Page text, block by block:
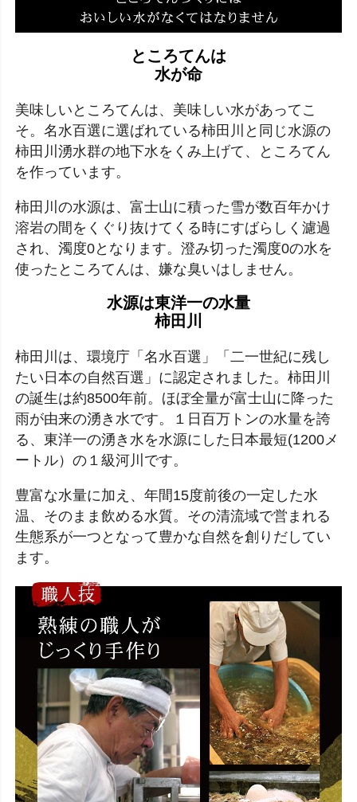
ところてんは
水が命
美味しいところてんは、美味しい水があってこ
そ。名水百選に選ばれている柿田川と同じ水源の
柿田川湧水群の地下水をくみ上げて、ところてん
を作っています。
柿田川の水源は、富士山に積った雪が数百年かけ
溶岩の間をくぐり抜けてくる時にすばらしく濾過
され、濁度0となります。澄み切った濁度0の水を
使ったところてんは、嫌な臭いはしません。
水源は東洋一の水量
柿田川
柿田川は、環境庁「名水百選」「二一世紀に残し
たい日本の自然百選」に認定されました。柿田川
の誕生は約8500年前。ほぼ全量が富士山に降った
雨が由来の湧き水です。１日百万トンの水量を誇
る、東洋一の湧き水を水源にした日本最短(1200メ
ートル）の１級河川です。
豊富な水量に加え、年間15度前後の一定した水
温、そのまま飲める水質。その清流域で営まれる
生態系が一つとなって豊かな自然を創りだしてい
ます。